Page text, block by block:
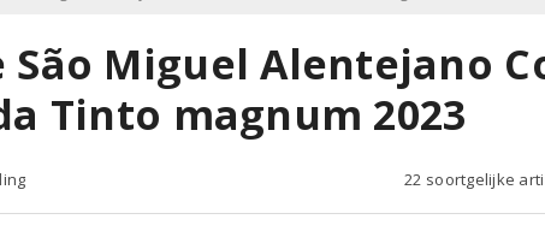
São Miguel Alentejano
Tinto magnum 2023
22 soortgelijke